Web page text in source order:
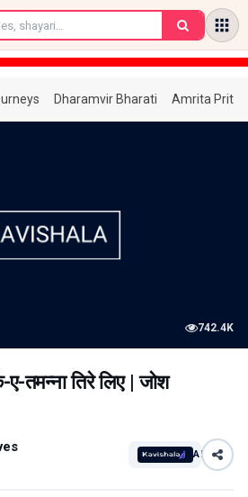
Dharamvir Bharati Amrita
742.4K
तमन्ना तिरे लिए | जोश
AI